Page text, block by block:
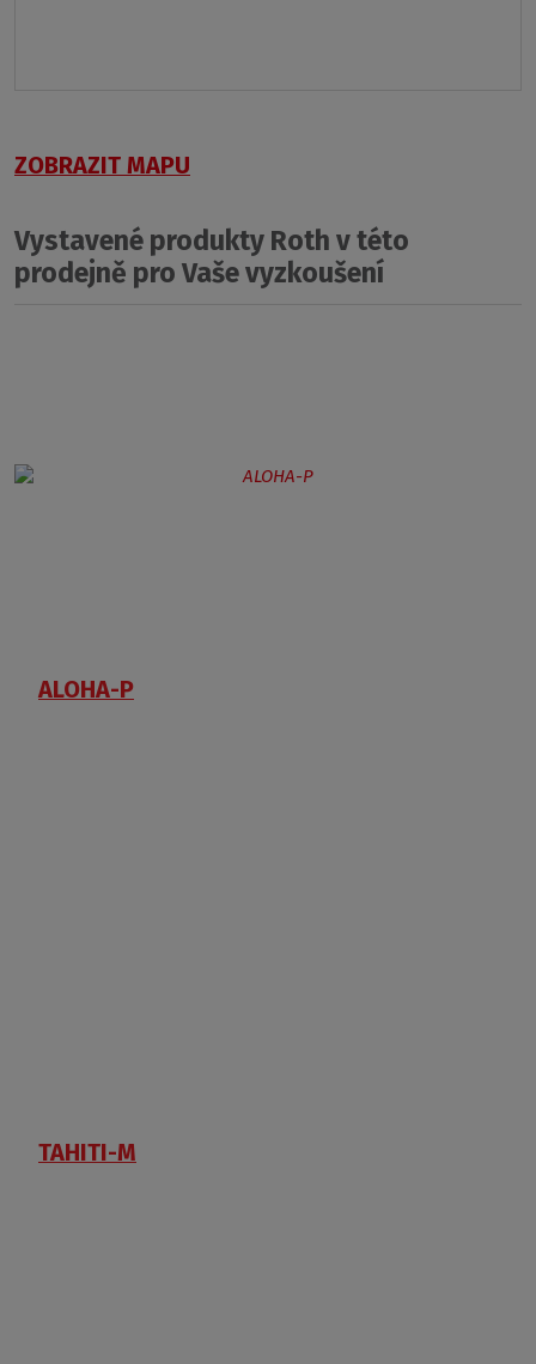
ZOBRAZIT MAPU
Vystavené produkty Roth v této
prodejně pro Vaše vyzkoušení
ALOHA-P
TAHITI-M